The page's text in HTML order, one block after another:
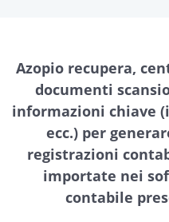
Azopio recupera,
documenti
informazioni chiave
ecc.) per
registrazioni
importate nei
contabile